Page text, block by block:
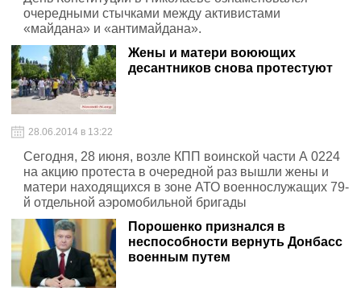
очередными стычками между активистами
«майдана» и «антимайдана».
Жены и матери воюющих
десантников снова протестуют
28.06.2014 в 13:22
Сегодня, 28 июня, возле КПП воинской части А 0224
на акцию протеста в очередной раз вышли жены и
матери находящихся в зоне АТО военнослужащих 79-
й отдельной аэромобильной бригады
Порошенко признался в
неспособности вернуть Донбасс
военным путем